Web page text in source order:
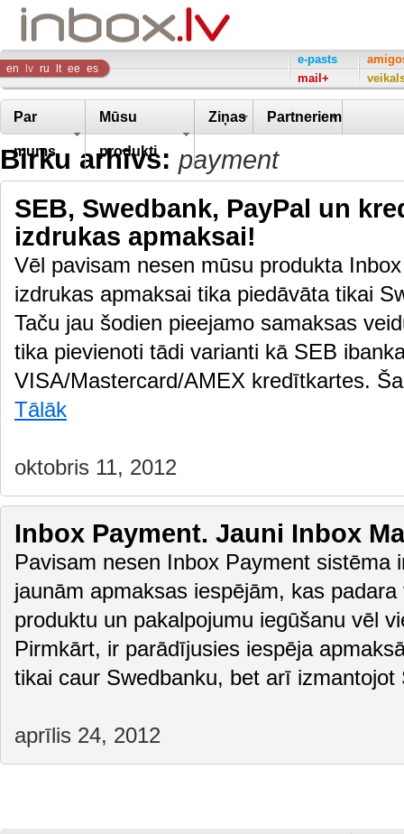
Inbox
Company
en lv ru lt ee es
e-pasts
mail+
Par
mums
Mūsu
produkti
Ziņas Partneriem
Birku arhīvs: payment
SEB, Swedbank, PayPal un
izdrukas apmaksai!
Vēl pavisam nesen mūsu produkta
izdrukas apmaksai tika piedāvāta tikai
Taču jau šodien pieejamo samaksas
tika pievienoti tādi varianti kā SEB
VISA/Mastercard/AMEX kredītkartes.
Tālāk
oktobris 11, 2012
Inbox Payment. Jauni Inbox
Pavisam nesen Inbox Payment sistēma
jaunām apmaksas iespējām, kas
produktu un pakalpojumu iegūšanu vēl
Pirmkārt, ir parādījusies iespēja
tikai caur Swedbanku, bet arī
aprīlis 24, 2012